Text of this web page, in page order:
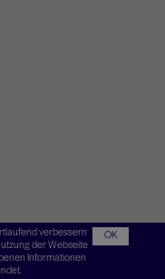
verbessern
der Webseite
Informationen
OK